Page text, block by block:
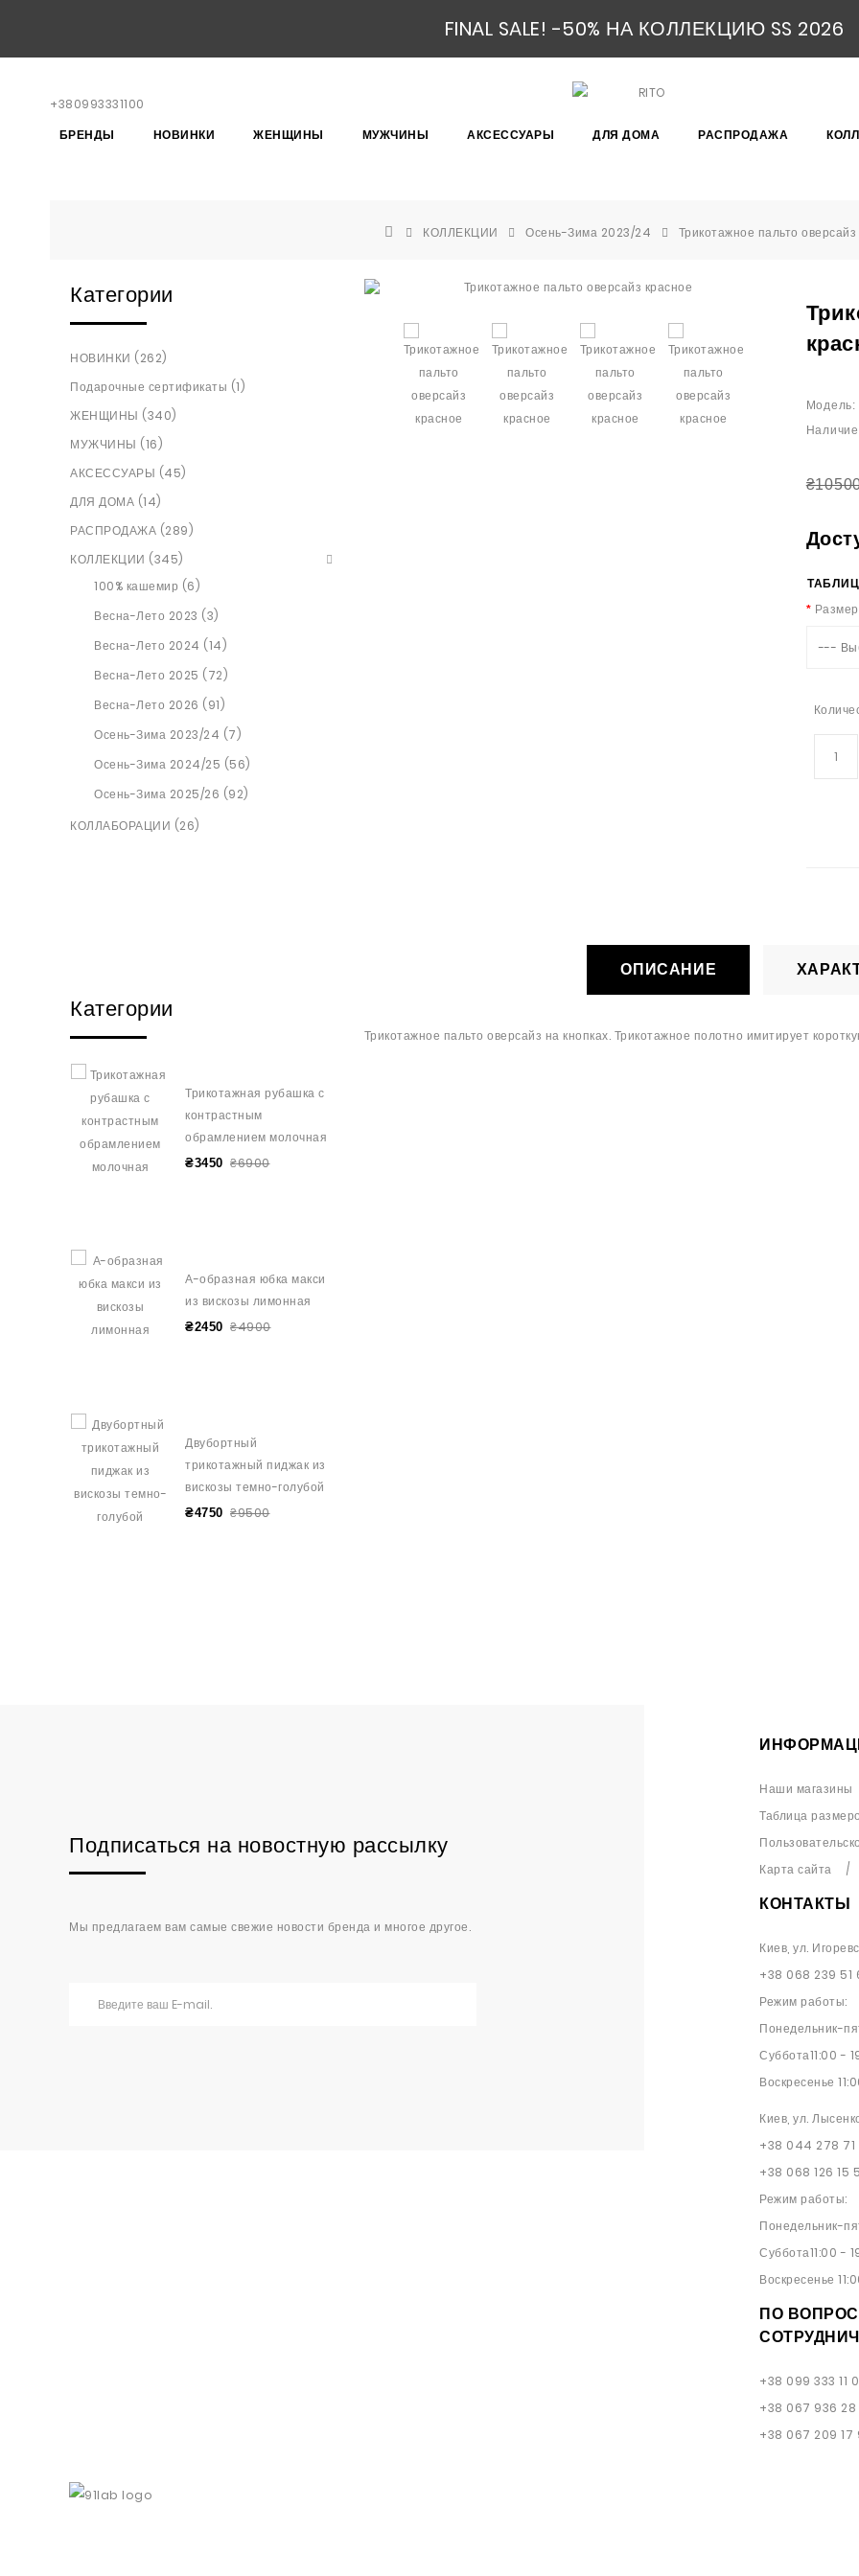
FINAL SALE! -50% НА КОЛЛЕКЦИЮ SS 2026
БРЕНДЫ НОВИНКИ ЖЕНЩИНЫ МУЖЧИНЫ АКСЕССУАРЫ ДЛЯ ДОМА РАСПРОДАЖА
+380993331100
КОЛЛЕКЦИИ Осень-Зима 2023/24 Трикотажное пальто оверсайз
Категории
НОВИНКИ (262)
Подарочные сертификаты (1)
ЖЕНЩИНЫ (340)
МУЖЧИНЫ (16)
АКСЕССУАРЫ (45)
ДЛЯ ДОМА (14)
РАСПРОДАЖА (289)
КОЛЛЕКЦИИ (345)
100% кашемир (6)
Весна-Лето 2023 (3)
Весна-Лето 2024 (14)
Весна-Лето 2025 (72)
Весна-Лето 2026 (91)
Осень-Зима 2023/24 (7)
Осень-Зима 2024/25 (56)
Осень-Зима 2025/26 (92)
КОЛЛАБОРАЦИИ (26)
Категории
Трикотажная рубашка с
контрастным
обрамлением молочная
₴3450 ₴6900
А-образная юбка макси
из вискозы лимонная
₴2450 ₴4900
Двубортный
трикотажный пиджак из
вискозы темно-голубой
₴4750 ₴9500
Модель:
Размер
---
ОПИСАНИЕ
Трикотажное пальто оверсайз на кнопках. Трикотажное полотно имитирует
Подписаться на новостную рассылку
Мы предлагаем вам самые свежие новости бренда и многое другое.
Наши магазины
Таблица
Карта сайта
КОНТАКТЫ
Киев, ул.
+38 068 239 51
Режим работы:
Понедельник-
Суббота11:00 -
Воскресенье
Киев, ул.
+38 044 278 71
+38 068 126 15
Режим работы:
Понедельник-
Суббота11:00 -
Воскресенье
ПО
+38 099 333 11
+38 067 936 28
+38 067 209 17